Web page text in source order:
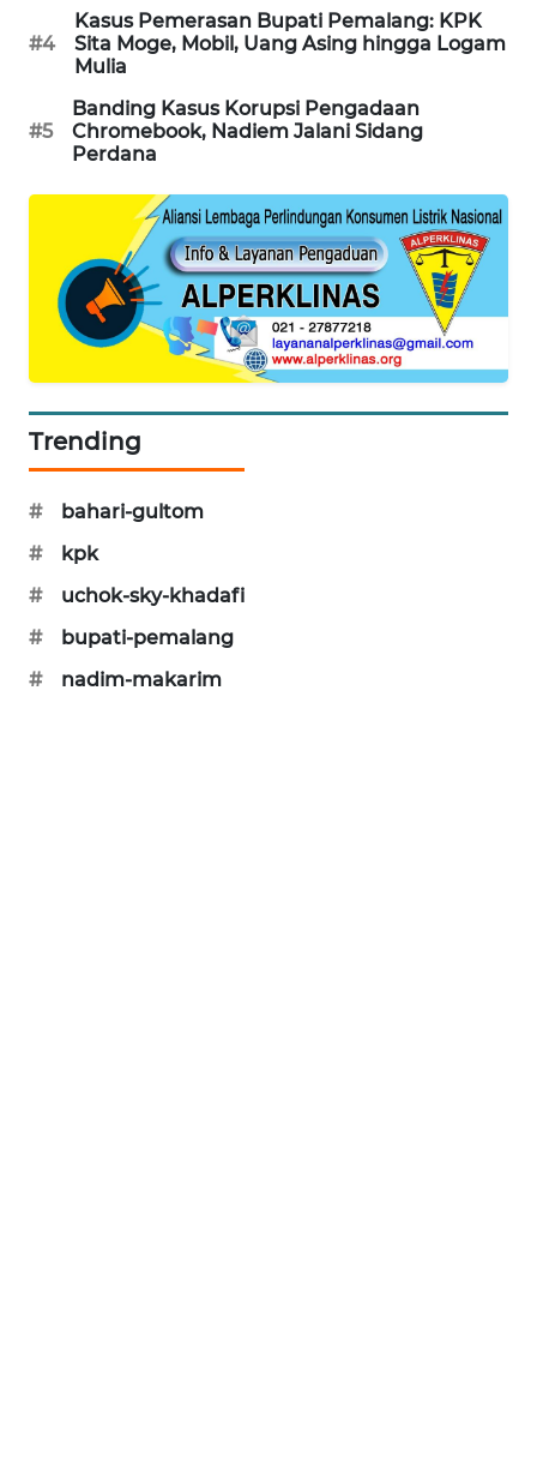
#4
Kasus Pemerasan Bupati Pemalang: KPK
Sita Moge, Mobil, Uang Asing hingga Logam
Mulia
#5
Banding Kasus Korupsi Pengadaan
Chromebook, Nadiem Jalani Sidang
Perdana
Trending
#
bahari-gultom
#
kpk
#
uchok-sky-khadafi
#
bupati-pemalang
#
nadim-makarim
NET
PLN
WATCH
MKLI
LKKI
PORTAL
KONSUMEN
FORWAMKI
FORJASIDA